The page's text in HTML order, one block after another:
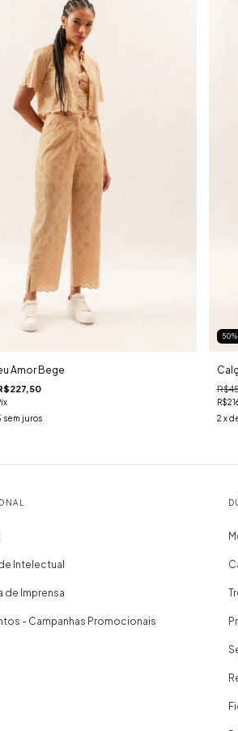
Amor Bege
sem juros
50%
2 x
Intelectual
de Imprensa
- Campanhas Promocionais